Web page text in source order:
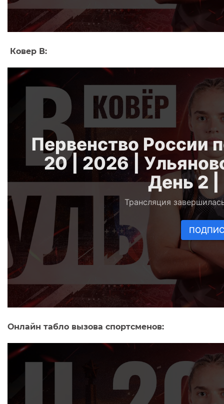
Ковер В:
Онлайн табло вызова спортсменов: